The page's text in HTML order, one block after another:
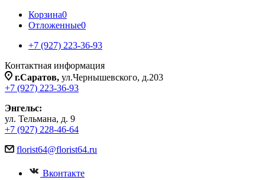
Корзина0
Отложенные0
+7 (927) 223-36-93
Контактная информация
г.Саратов, ул.Чернышевского, д.203
+7 (927) 223-36-93
Энгельс:
ул. Тельмана, д. 9
+7 (927) 228-46-64
florist64@florist64.ru
Вконтакте